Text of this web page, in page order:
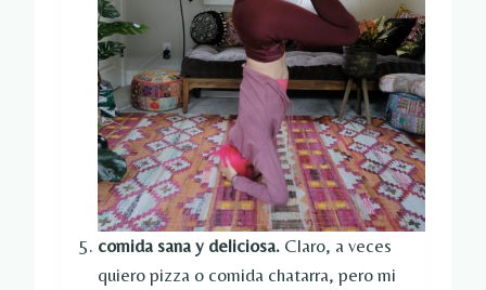
comida sana y deliciosa. Claro, a veces
quiero pizza o comida chatarra, pero mi